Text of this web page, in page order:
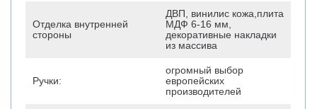
Отделка внутренней
стороны
ДВП, винилис кожа,плита
МДФ 6-16 мм,
декоративные накладки
из массива
Ручки:
огромный выбор
европейских
производителей